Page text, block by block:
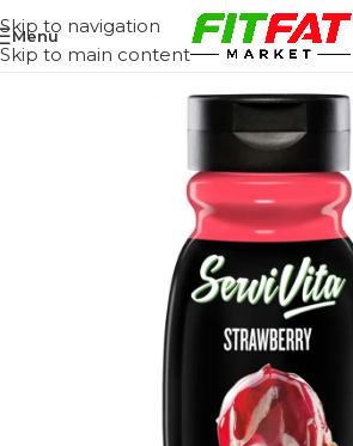
Skip to navigation
Skip to main content
Menu